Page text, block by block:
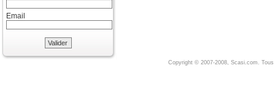
Email
Valider
Copyright © 2007-2008, Scasi.com.